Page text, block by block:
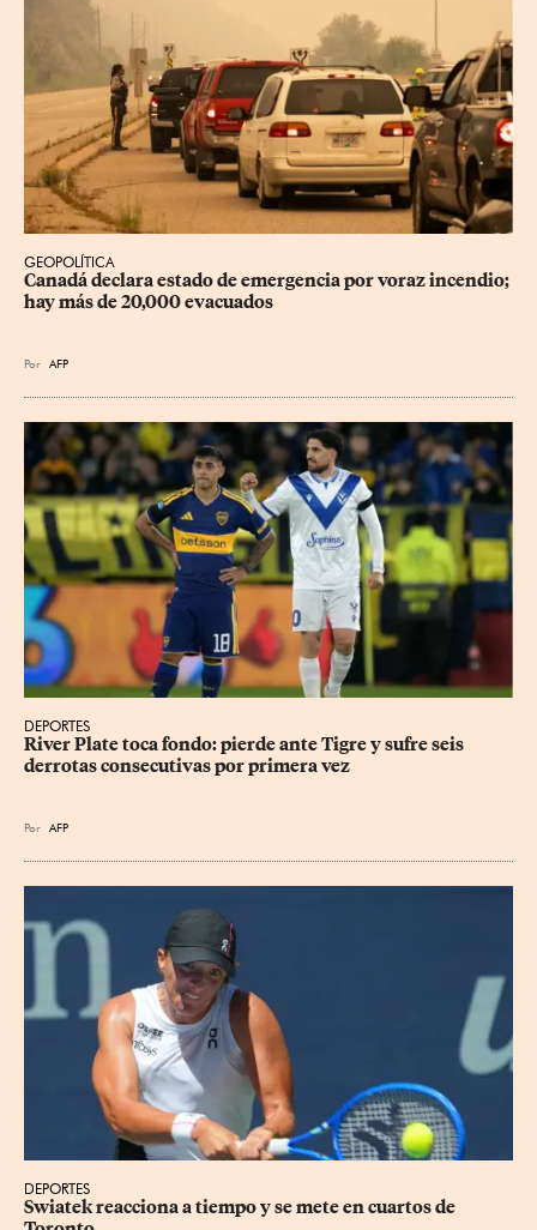
GEOPOLÍTICA
Canadá declara estado de emergencia por voraz incendio;
hay más de 20,000 evacuados
Por AFP
DEPORTES
River Plate toca fondo: pierde ante Tigre y sufre seis
derrotas consecutivas por primera vez
Por AFP
DEPORTES
Swiatek reacciona a tiempo y se mete en cuartos de